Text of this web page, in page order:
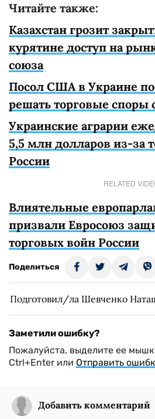
Читайте также:
Казахстан грозит
курятине доступ на
союза
Посол США в Украине
решать торговые споры
Украинские аграрии
5,5 млн долларов из-за
России
RELATED
Влиятельные
призвали Евросоюз
торговых войн России
Поделиться
Подготовил/ла Шевченко
Заметили ошибку?
Пожалуйста, выделите ее
Ctrl+Enter или Отправить
Добавить комментарий